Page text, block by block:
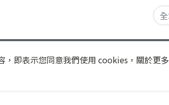
，即表示您同意我們使用 cookies，關於更多